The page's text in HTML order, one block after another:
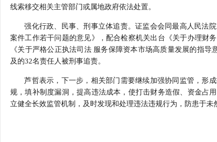
线索移交相关主管部门或属地政府依法处置。
强化行政、民事、刑事立体追责。证监会会同最高人民法
案件工作若干问题的意见》，配合检察机关出台《关于办理财
《关于严格公正执法司法 服务保障资本市场高质量发展的指
及的32名责任人被刑事追责。
芦哲表示，下一步，相关部门需要继续加强协同监管，形
规，填补制度漏洞，提高违法成本，使打击财务造假、资金占
立健全长效监管机制，及时发现和处理违法违规行为，防患于未